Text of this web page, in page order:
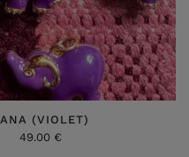
(VIOLET)
49.00 €